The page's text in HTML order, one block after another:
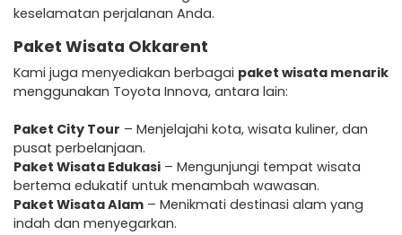
keselamatan perjalanan Anda.
Paket Wisata Okkarent
Kami juga menyediakan berbagai paket wisata menarik
menggunakan Toyota Innova, antara lain:
Paket City Tour – Menjelajahi kota, wisata kuliner, dan
pusat perbelanjaan.
Paket Wisata Edukasi – Mengunjungi tempat wisata
bertema edukatif untuk menambah wawasan.
Paket Wisata Alam – Menikmati destinasi alam yang
indah dan menyegarkan.